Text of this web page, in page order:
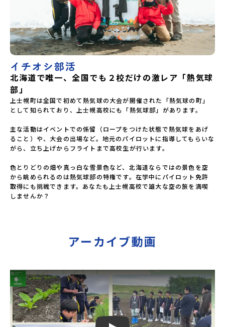
イチオシ部活
北海道で唯一、全国でも２校だけの激レア「熱気球
部」
上士幌町は全国で初めて熱気球の大会が開催された「熱気球の町」
として知られており、上士幌高校にも「熱気球部」があります。
主な活動はイベントでの係留（ロープをつけた状態で熱気球をあげ
ること）や、大会の出場など。地元のパイロットに指導してもらいな
がら、立ち上げからフライトまで高校生が行います。
色とりどりの畑や真っ白な雪景色など、北海道ならではの景色を空
から眺められるのは熱気球部の特権です。在学中にパイロット免許
取得にも挑戦できます。あなたも上士幌高校で雄大な空の旅を満喫
しませんか？
アーカイブ動画